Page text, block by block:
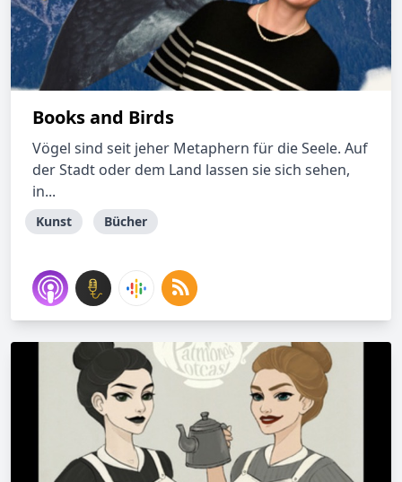
Books and Birds
Vögel sind seit jeher Metaphern für die Seele. Auf
der Stadt oder dem Land lassen sie sich sehen,
in...
Kunst Bücher